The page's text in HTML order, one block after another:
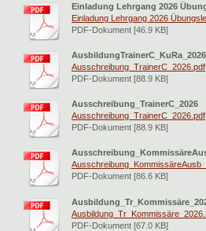
Einladung Lehrgang 2026
Einladung Lehrgang 2026
PDF-Dokument [46.9 KB]
AusbildungTrainerC_KuRa_2026
Ausschreibung_TrainerC_2026.pdf
PDF-Dokument [88.9 KB]
Ausschreibung_TrainerC_2026
Ausschreibung_TrainerC_2026.pdf
PDF-Dokument [88.9 KB]
PDF-Dokument [86.6 KB]
PDF-Dokument [67.0 KB]